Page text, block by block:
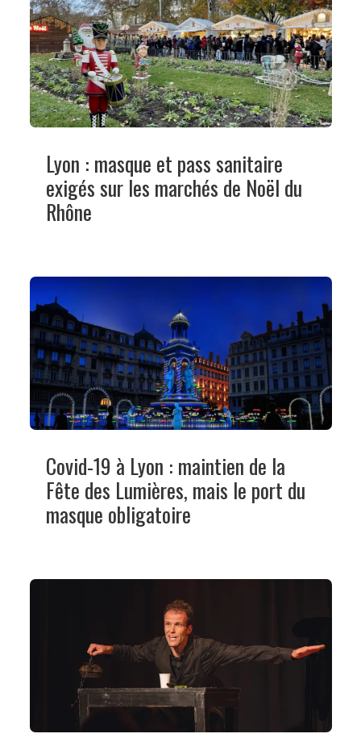
Lyon : masque et pass sanitaire
exigés sur les marchés de Noël du
Rhône
Covid-19 à Lyon : maintien de la
Fête des Lumières, mais le port du
masque obligatoire